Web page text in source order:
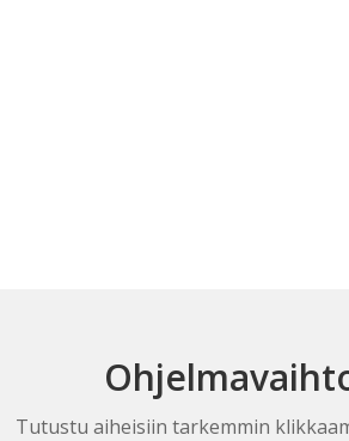
Tutustu aiheisiin tarkemmin